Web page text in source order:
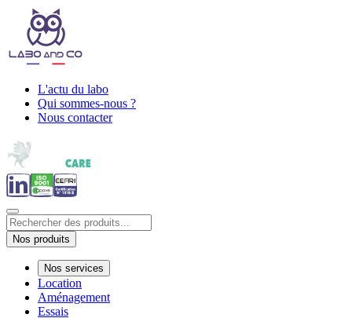
L'actu du labo
Qui sommes-nous ?
Nous contacter
Nos produits
Nos services
Location
Aménagement
Essais